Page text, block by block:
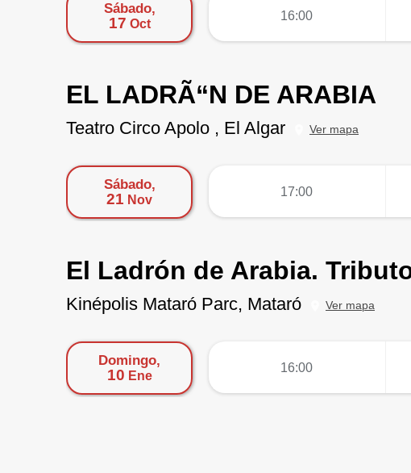
Sábado,
17 Oct
16:00
EL LADRÃ“N DE ARABIA
Teatro Circo Apolo , El Algar Ver mapa
Sábado,
21 Nov
17:00
El Ladrón de Arabia.
Kinépolis Mataró Parc, Mataró Ver mapa
Domingo,
10 Ene
16:00